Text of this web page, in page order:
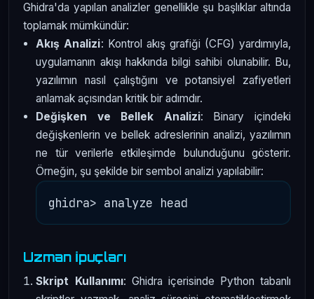
Ghidra'da yapılan analizler genellikle şu başlıklar altında
toplamak mümkündür:
Akış Analizi: Kontrol akış grafiği (CFG) yardımıyla,
uygulamanın akışı hakkında bilgi sahibi olunabilir. Bu,
yazılımın nasıl çalıştığını ve potansiyel zafiyetleri
anlamak açısından kritik bir adımdır.
Değişken ve Bellek Analizi: Binary içindeki
değişkenlerin ve bellek adreslerinin analizi, yazılımın
ne tür verilerle etkileşimde bulunduğunu gösterir.
Örneğin, şu şekilde bir sembol analizi yapılabilir:
Uzman İpuçları
Skript Kullanımı: Ghidra içerisinde Python tabanlı